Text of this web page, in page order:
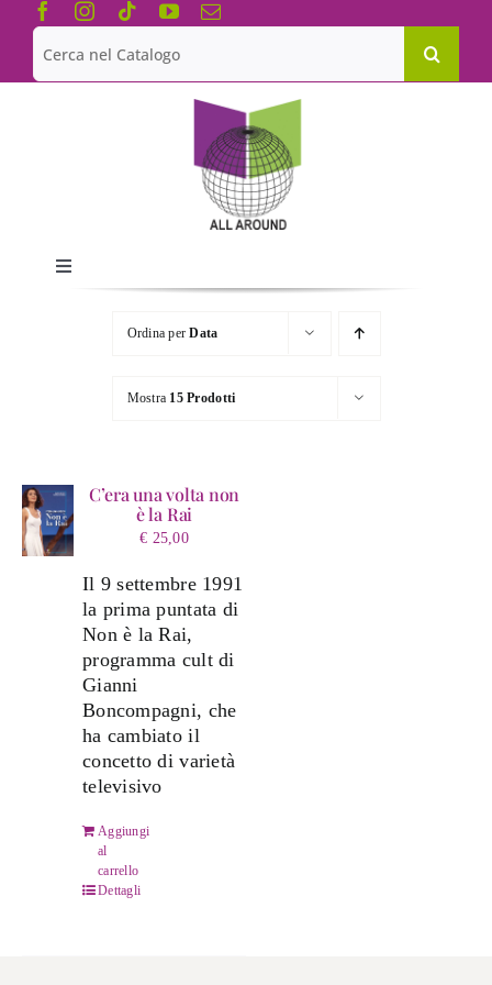
Salta
contenuto
Cerca
per:
Toggle
Navigation
Chi siamo
Le Collane
Ordina perData
Mostra 15 Prodotti
C’era una volta non
è la Rai
€ 25,00
Il 9 settembre 1991
la prima puntata di
Non è la Rai,
programma cult di
Gianni
Boncompagni, che
ha cambiato il
concetto di varietà
televisivo
Aggiungi
al
carrello
Dettagli